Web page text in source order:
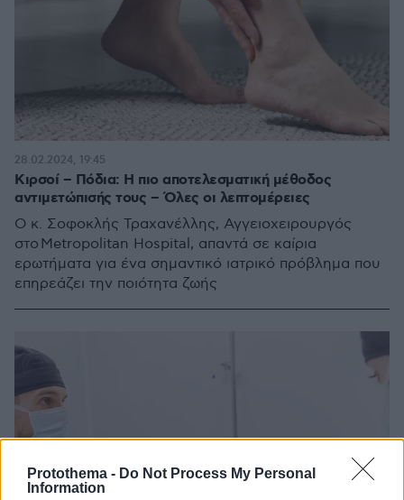
Protothema - Do Not Process My Personal
Information
Κιρσοί – Πόδια: Η πιο αποτελεσματική μέθοδος
αντιμετώπισής τους – Όλες οι λεπτομέρειες
Ο κ. Σοφοκλής Τραχανέλλης, Αγγειοχειρουργός
στο Metropolitan Hospital, απαντά σε καίρια
ερωτήματα για ένα σημαντικό ιατρικό πρόβλημα που
επηρεάζει την ποιότητα ζωής
28.02.2024, 19:45